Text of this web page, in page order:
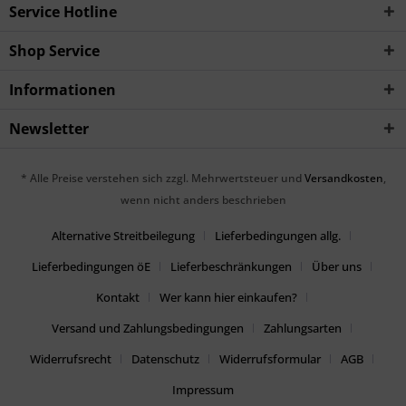
Service Hotline
Shop Service
Informationen
Newsletter
* Alle Preise verstehen sich zzgl. Mehrwertsteuer und Versandkosten,
wenn nicht anders beschrieben
Alternative Streitbeilegung
Lieferbedingungen allg.
Lieferbedingungen öE
Lieferbeschränkungen
Über uns
Kontakt
Wer kann hier einkaufen?
Versand und Zahlungsbedingungen
Zahlungsarten
Widerrufsrecht
Datenschutz Widerrufsformular
AGB
Impressum